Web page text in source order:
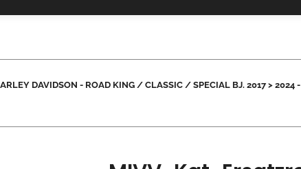
DAVIDSON - ROAD KING / CLASSIC / SPECIAL BJ. 2017 > 2024 -